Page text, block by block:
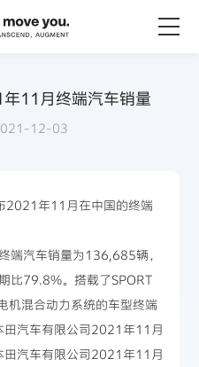
11月终端汽车销量
12-03
年11月在中国的终端
端汽车销量为136,685辆，
比79.8%。搭载了SPORT
机混合动力系统的车型终端
汽车有限公司2021年11月
汽车有限公司2021年11月